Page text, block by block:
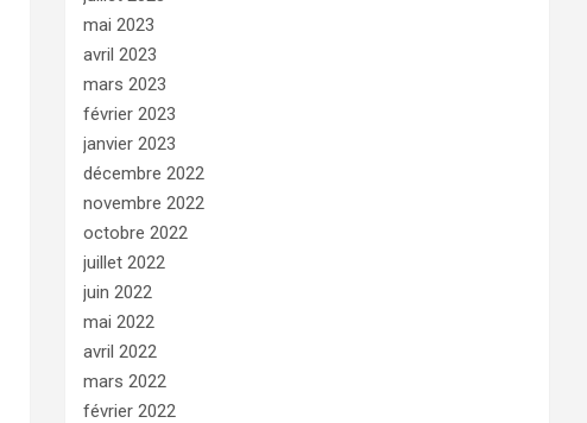
mai 2023
avril 2023
mars 2023
février 2023
janvier 2023
décembre 2022
novembre 2022
octobre 2022
juillet 2022
juin 2022
mai 2022
avril 2022
mars 2022
février 2022